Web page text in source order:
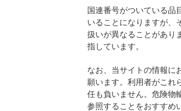
国連番号がついている品
いることになりますが、
扱いが異なることがあり
指しています。
なお、当サイトの情報に
願います。利用者がこれ
任も負いません。危険物
参照することをおすすめ